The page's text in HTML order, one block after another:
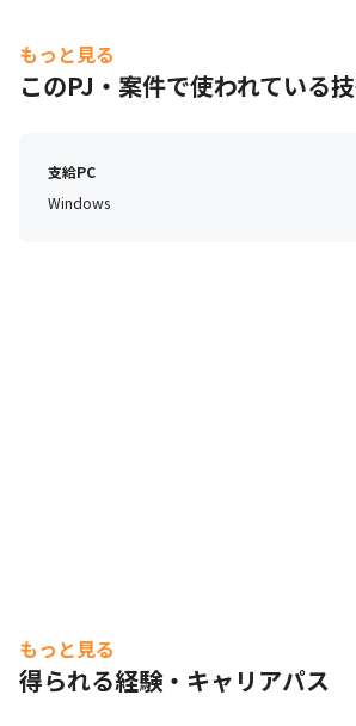
もっと見る
このPJ・案件で使われている
支給PC
Windows
もっと見る
得られる経験・キャリアパス